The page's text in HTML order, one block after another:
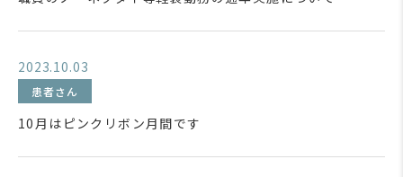
2023.10.03
患者さん
10月はピンクリボン月間です